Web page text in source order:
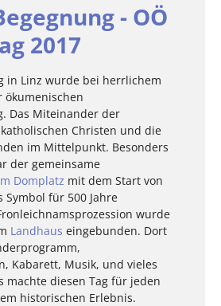
- OÖ
2017
in Linz wurde bei herrlichem
ökumenischen
Das Miteinander der
Christen und die
im Mittelpunkt. Besonders
der gemeinsame
Domplatz mit dem Start von
Symbol für 500 Jahre
wurde
Landhaus eingebunden. Dort
Kabarett, Musik, und vieles
machte diesen Tag für jeden
historischen Erlebnis.